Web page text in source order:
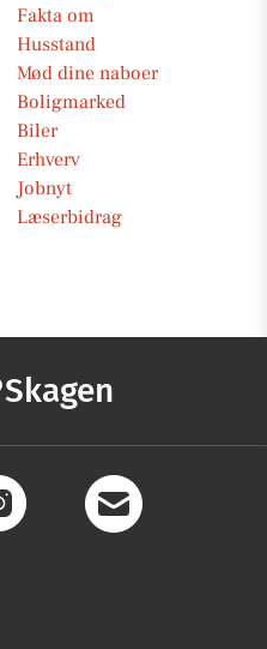
Fakta om
Husstand
Mød dine naboer
Boligmarked
Biler
Erhverv
Jobnyt
Læserbidrag
Skagen